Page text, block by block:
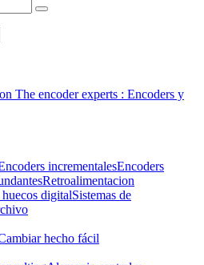
The encoder experts : Encoders y
incrementalesEncoders
Retroalimentacion
digitalSistemas de
hecho fácil